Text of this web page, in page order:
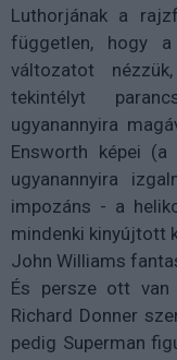
Luthorjának a
független, hogy
változatot
tekintélyt
ugyanannyira
Ensworth képei
ugyanannyira
impozáns - a
mindenki kinyújtott
John Williams
És persze ott van
Richard Donner
pedig Superman